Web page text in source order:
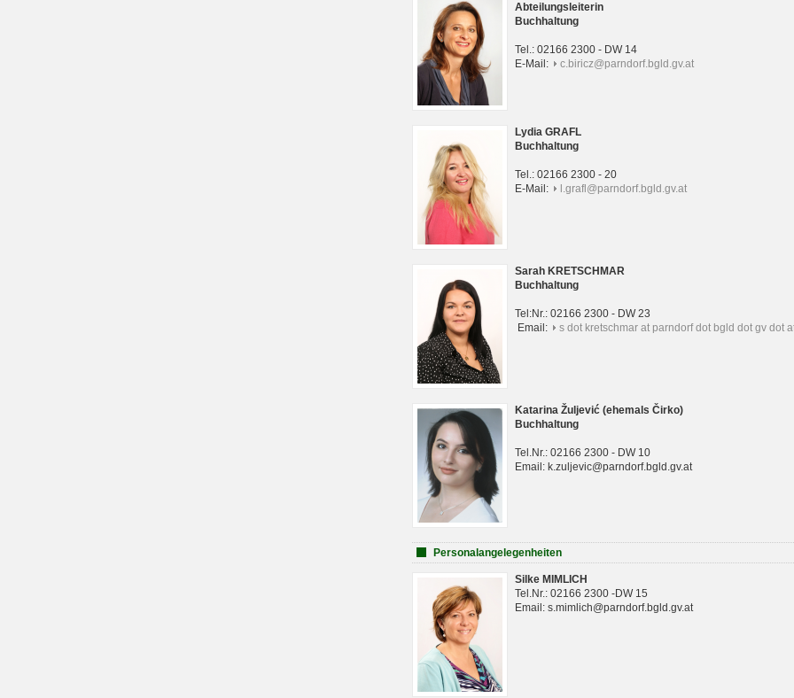
Abteilungsleiterin
Buchhaltung
Tel.: 02166 2300 - DW 14
E-Mail:
c.biricz@parndorf.bgld.gv.at
Lydia GRAFL
Buchhaltung
Tel.: 02166 2300 - 20
E-Mail:
l.grafl@parndorf.bgld.gv.at
Sarah KRETSCHMAR
Buchhaltung
Tel:Nr.: 02166 2300 - DW 23
Email:
s dot kretschmar at parndorf dot bgld dot gv dot
Katarina Žuljević (ehemals Čirko)
Buchhaltung
Tel.Nr.: 02166 2300 - DW 10
Email: k.zuljevic@parndorf.bgld.gv.at
Personalangelegenheiten
Silke MIMLICH
Tel.Nr.: 02166 2300 -DW 15
Email: s.mimlich@parndorf.bgld.gv.at